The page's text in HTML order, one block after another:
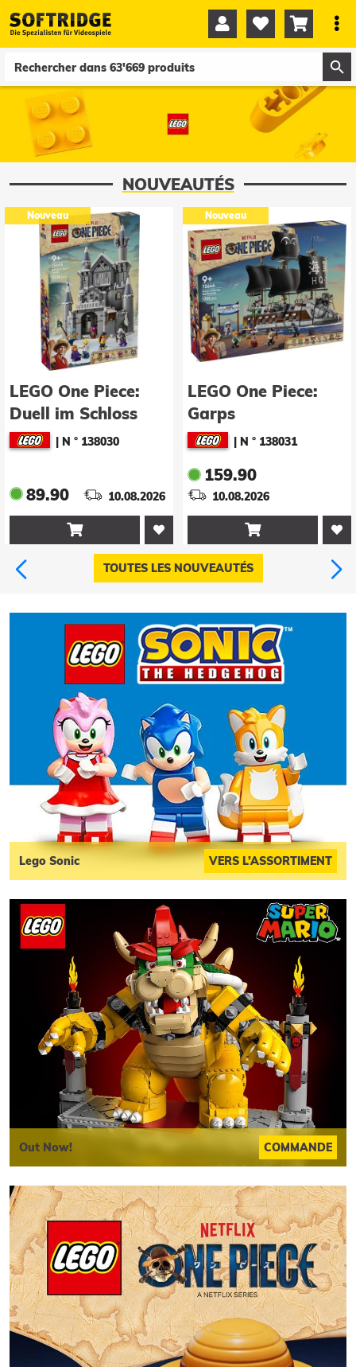
   
NOUVEAUTÉS
Nouveau
LEGO One Piece:
Duell im Schloss
Drumm (75645)
N ° 138030
89.90 10.08.2026

Nouveau
LEGO One Piece:
Garps
Marineschlachtschiff
N ° 138031
159.90
10.08.2026

TOUTES LES NOUVEAUTÉS
VERS L’ASSORTIMENT
Lego Sonic
COMMANDE
Out Now!